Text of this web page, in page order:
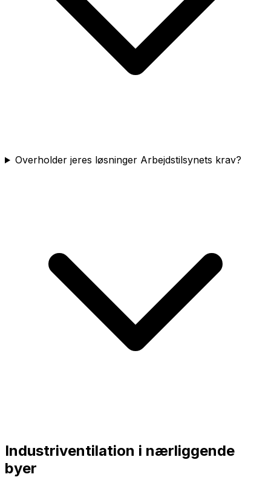
Overholder jeres løsninger Arbejdstilsynets krav?
Industriventilation i nærliggende
byer